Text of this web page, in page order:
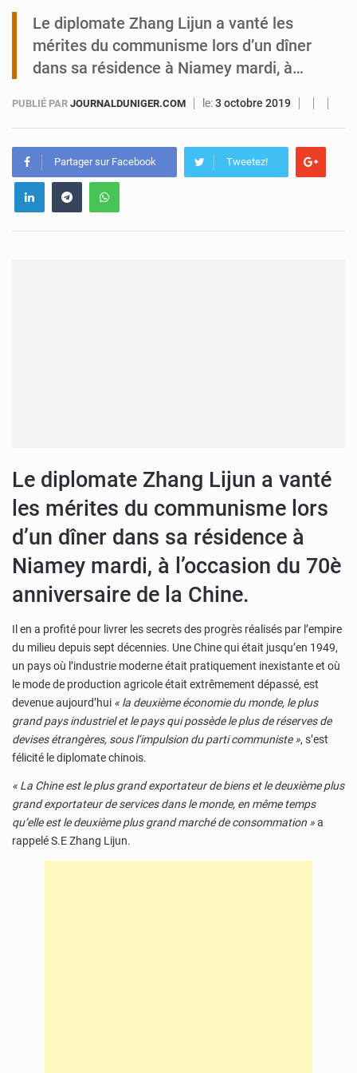
Le diplomate Zhang Lijun a vanté les
mérites du communisme lors d’un dîner
dans sa résidence à Niamey mardi, à…
PUBLIÉ PAR JOURNALDUNIGER.COM le:3 octobre 2019
Partager sur Facebook Tweetez!
Le diplomate Zhang Lijun a vanté
les mérites du communisme lors
d’un dîner dans sa résidence à
Niamey mardi, à l’occasion du 70è
anniversaire de la Chine.
Il en a profité pour livrer les secrets des progrès réalisés par l’empire
du milieu depuis sept décennies. Une Chine qui était jusqu’en 1949,
un pays où l’industrie moderne était pratiquement inexistante et où
le mode de production agricole était extrêmement dépassé, est
devenue aujourd’hui « la deuxième économie du monde, le plus
grand pays industriel et le pays qui possède le plus de réserves de
devises étrangères, sous l’impulsion du parti communiste », s’est
félicité le diplomate chinois.
« La Chine est le plus grand exportateur de biens et le deuxième plus
grand exportateur de services dans le monde, en même temps
qu’elle est le deuxième plus grand marché de consommation »a
rappelé S.E Zhang Lijun.